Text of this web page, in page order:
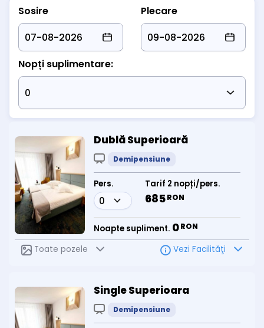
Sosire Plecare
Nopți suplimentare:
Dublă Superioară
Demipensiune
Pers. Tarif 2 nopți/pers.
685RON
Noapte supliment. 0RON
Toate pozele Vezi Facilităţi
Single Superioara
Demipensiune